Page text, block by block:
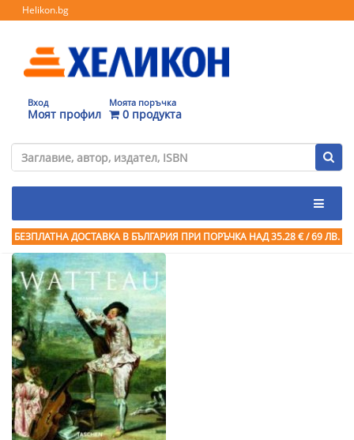
Helikon.bg
Вход
Моят профил
Моята поръчка
0 продукта
БЕЗПЛАТНА ДОСТАВКА В БЪЛГАРИЯ ПРИ ПОРЪЧКА НАД 35.28 € / 69 ЛВ.